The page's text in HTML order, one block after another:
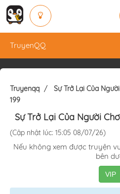
TruyenQQ
Truyenqq Sự Trở Lại Của
199
Sự Trở Lại Của Người
(Cập nhật lúc: 15:05 08/07/26)
Nếu không xem được truyện
bên
VIP